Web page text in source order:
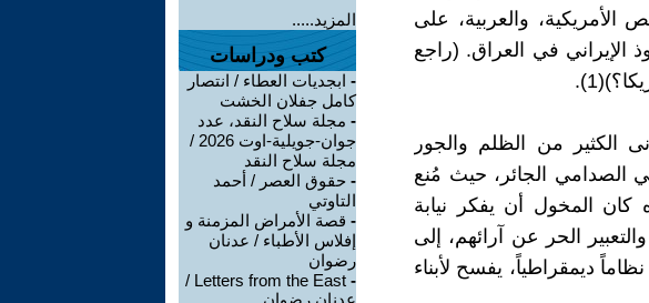
والعربية، على
في العراق. (راجع
الكثير من الظلم والجور
من الحكم البعثي الصدامي الجائر، حيث مُنع
كان المخول أن يفكر نيابة
الحر عن آرائهم، إلى
ديمقراطياً، يفسح لأبناء
المزيد.....
كتب ودراسات
- ابجديات العطاء / انتصار
كامل جفلان الخشت
- مجلة سلاح النقد، عدد
جوان-جويلية-اوت 2026 /
مجلة سلاح النقد
- حقوق العصر / أحمد
التاوتي
- قصة الأمراض المزمنة و
إفلاس الأطباء / عدنان
رضوان
-
Letters from the East /
عدنان رضوان